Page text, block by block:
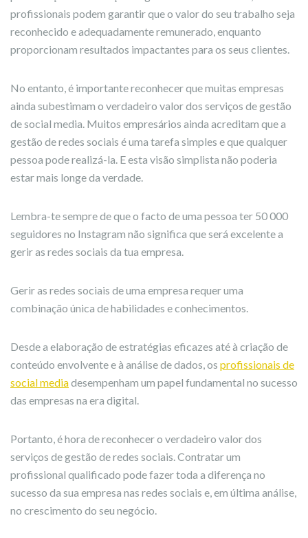
profissionais podem garantir que o valor do seu trabalho seja
reconhecido e adequadamente remunerado, enquanto
proporcionam resultados impactantes para os seus clientes.
No entanto, é importante reconhecer que muitas empresas
ainda subestimam o verdadeiro valor dos serviços de gestão
de social media. Muitos empresários ainda acreditam que a
gestão de redes sociais é uma tarefa simples e que qualquer
pessoa pode realizá-la. E esta visão simplista não poderia
estar mais longe da verdade.
Lembra-te sempre de que o facto de uma pessoa ter 50 000
seguidores no Instagram não significa que será excelente a
gerir as redes sociais da tua empresa.
Gerir as redes sociais de uma empresa requer uma
combinação única de habilidades e conhecimentos.
Desde a elaboração de estratégias eficazes até à criação de
conteúdo envolvente e à análise de dados, os profissionais de
social mediadesempenham um papel fundamental no sucesso
das empresas na era digital.
Portanto, é hora de reconhecer o verdadeiro valor dos
serviços de gestão de redes sociais. Contratar um
profissional qualificado pode fazer toda a diferença no
sucesso da sua empresa nas redes sociais e, em última análise,
no crescimento do seu negócio.